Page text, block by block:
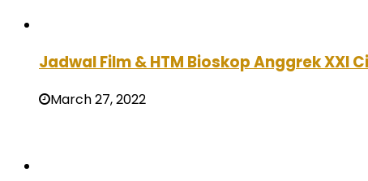
Jadwal Film & HTM Bioskop Anggrek XXI
March 27, 2022